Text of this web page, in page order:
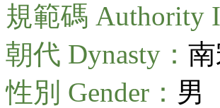
規範碼 Authority
朝代 Dynasty：
性別 Gender： 男